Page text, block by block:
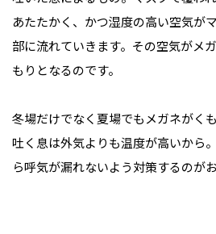
あたたかく、かつ湿度の高い空気が
部に流れていきます。その空気がメ
もりとなるのです。
冬場だけでなく夏場でもメガネがく
吐く息は外気よりも温度が高いから
ら呼気が漏れないよう対策するのが